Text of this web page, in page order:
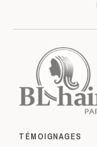
TÉMOIGNAGES